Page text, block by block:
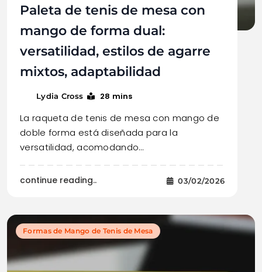
Paleta de tenis de mesa con
mango de forma dual:
versatilidad, estilos de agarre
mixtos, adaptabilidad
Lydia Cross 28 mins
La raqueta de tenis de mesa con mango de
doble forma está diseñada para la
versatilidad, acomodando…
continue reading.. 03/02/2026
Formas de Mango de Tenis de Mesa